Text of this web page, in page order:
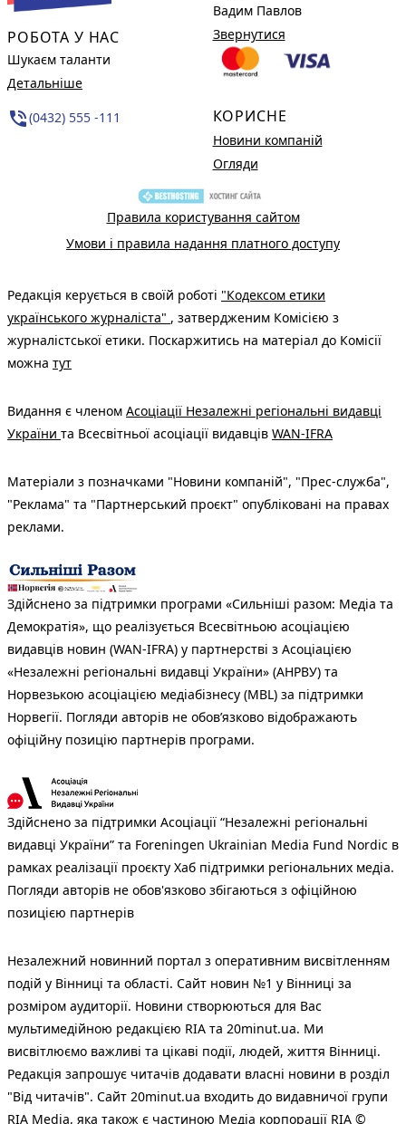
РОБОТА У НАС
Шукаєм таланти
Детальніше
phone_in_talk(0432) 555 -111
Вадим Павлов
Звернутися
КОРИСНЕ
Новини компаній
Огляди
Правила користування сайтом
Умови і правила надання платного доступу
Редакція керується в своїй роботі "Кодексом етики
українського журналіста" , затвердженим Комісією з
журналістської етики. Поскаржитись на матеріал до Комісії
можна тут
Видання є членом Асоціації Незалежні регіональні видавці
України та Всесвітньої асоціації видавців WAN-IFRA
Матеріали з позначками "Новини компаній", "Прес-служба",
"Реклама" та "Партнерський проєкт" опубліковані на правах
реклами.
Здійснено за підтримки програми «Сильніші разом: Медіа та
Демократія», що реалізується Всесвітньою асоціацією
видавців новин (WAN-IFRA) у партнерстві з Асоціацією
«Незалежні регіональні видавці України» (АНРВУ) та
Норвезькою асоціацією медіабізнесу (MBL) за підтримки
Норвегії. Погляди авторів не обов’язково відображають
офіційну позицію партнерів програми.
Здійснено за підтримки Асоціації “Незалежні регіональні
видавці України” та Foreningen Ukrainian Media Fund Nordic в
рамках реалізації проєкту Хаб підтримки регіональних медіа.
Погляди авторів не обов'язково збігаються з офіційною
позицією партнерів
Незалежний новинний портал з оперативним висвітленням
подій у Вінниці та області. Сайт новин №1 у Вінниці за
розміром аудиторії. Новини створюються для Вас
мультимедійною редакцією RIA та 20minut.ua. Ми
висвітлюємо важливі та цікаві події, людей, життя Вінниці.
Редакція запрошує читачів додавати власні новини в розділ
"Від читачів". Сайт 20minut.ua входить до видавничої групи
RIA Media, яка також є частиною Медіа корпорації RIA ©